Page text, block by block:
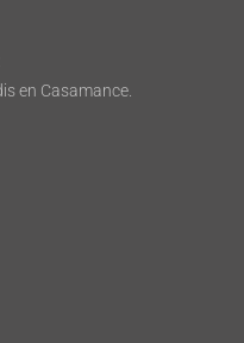
en Casamance.